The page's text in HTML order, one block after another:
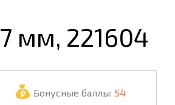
И ОТДЫХ
мм, 221604
Бонусные баллы: 54